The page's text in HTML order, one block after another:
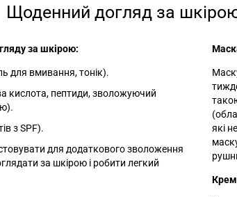
Щоденний догляд за
за шкірою:
для вмивання, тонік).
кислота, пептиди, зволожуючий
з SPF).
для додаткового зволоження
за шкірою і робити легкий
які